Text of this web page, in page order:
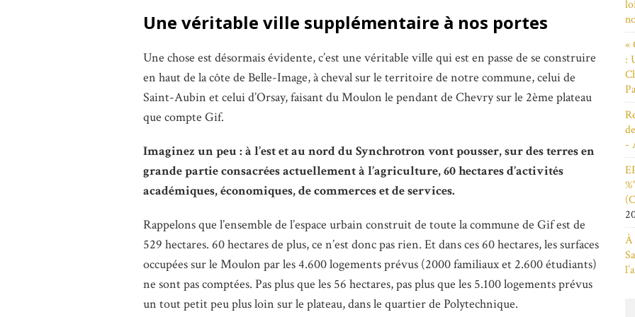
Une véritable ville supplémentaire à nos portes
Une chose est désormais évidente, c’est une véritable ville qui est en passe de se construire
en haut de la côte de Belle-Image, à cheval sur le territoire de notre commune, celui de
Saint-Aubin et celui d’Orsay, faisant du Moulon le pendant de Chevry sur le 2ème plateau
que compte Gif.
Imaginez un peu : à l’est et au nord du Synchrotron vont pousser, sur des terres en
grande partie consacrées actuellement à l’agriculture, 60 hectares d’activités
académiques, économiques, de commerces et de services.
Rappelons que l’ensemble de l’espace urbain construit de toute la commune de Gif est de
529 hectares. 60 hectares de plus, ce n’est donc pas rien. Et dans ces 60 hectares, les surfaces
occupées sur le Moulon par les 4.600 logements prévus (2000 familiaux et 2.600 étudiants)
ne sont pas comptées. Pas plus que les 56 hectares, pas plus que les 5.100 logements prévus
un tout petit peu plus loin sur le plateau, dans le quartier de Polytechnique.
«
:
-
À